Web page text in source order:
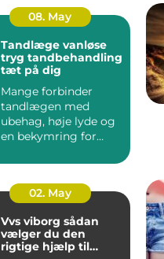
08. May
Tandlæge vanløse
tryg tandbehandling
tæt på dig
Mange forbinder
tandlægen med
ubehag, høje lyde og
en bekymring for
spiller reg...
02. May
Vvs viborg sådan
vælger du den
rigtige hjælp til